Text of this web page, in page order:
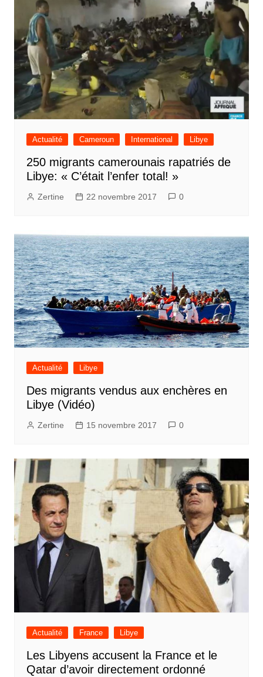
Actualité Cameroun International Libye
250 migrants camerounais rapatriés de
Libye: « C’était l’enfer total! »
Zertine 22 novembre 2017 0
Actualité Libye
Des migrants vendus aux enchères en
Libye (Vidéo)
Zertine 15 novembre 2017 0
Actualité France Libye
Les Libyens accusent la France et le
Qatar d’avoir directement ordonné